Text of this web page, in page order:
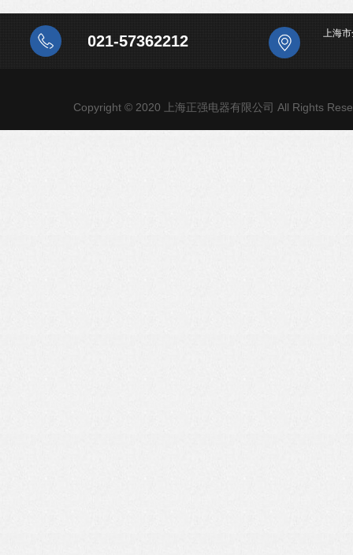
021-57362212 上海
Copyright © 2020 上海正强电器有限公司 All Rights